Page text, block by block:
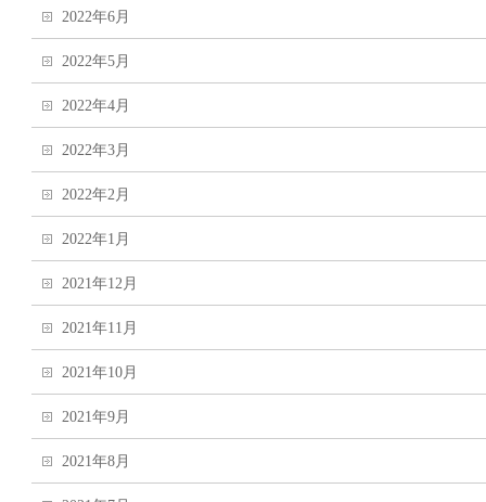
2022年6月
2022年5月
2022年4月
2022年3月
2022年2月
2022年1月
2021年12月
2021年11月
2021年10月
2021年9月
2021年8月